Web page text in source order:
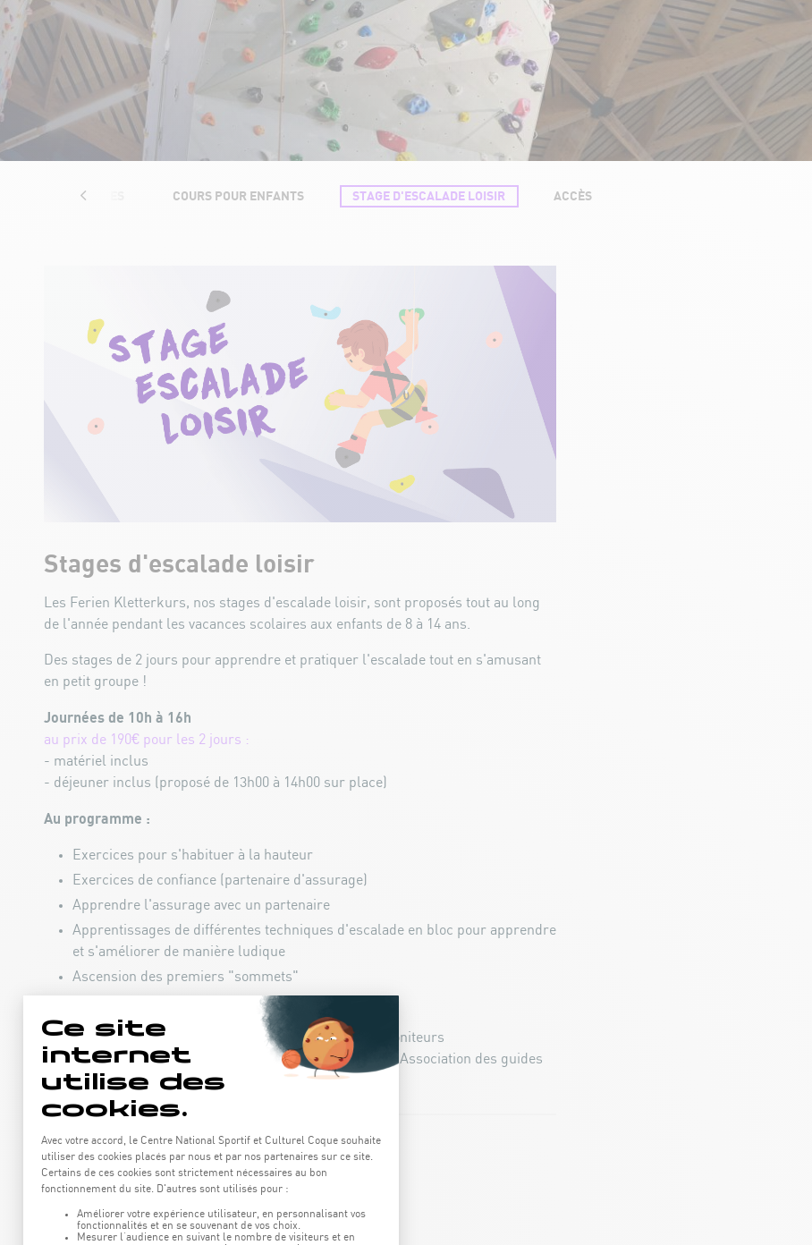
COURS POUR ADULTES COURS POUR ENFANTS STAGE D'ESCALADE LOISIR ACCÈS
Stages d'escalade loisir
Les Ferien Kletterkurs, nos stages d'escalade loisir, sont proposés tout au long
de l'année pendant les vacances scolaires aux enfants de 8 à 14 ans.
Des stages de 2 jours pour apprendre et pratiquer l'escalade tout en s'amusant
en petit groupe !
Journées de 10h à 16h
au prix de 190€ pour les 2 jours :
- matériel inclus
- déjeuner inclus (proposé de 13h00 à 14h00 sur place)
Au programme :
Exercices pour s'habituer à la hauteur
Exercices de confiance (partenaire d'assurage)
Apprendre l'assurage avec un partenaire
Apprentissages de différentes techniques d'escalade en bloc pour apprendre
et s'améliorer de manière ludique
Ascension des premiers "sommets"
Escalade et assurage sur corde raide
Ces deux journées sont assurées par notre équipe de moniteurs
d'escalade certifiée pour les salles d'escalade du VDBS (Association des guides
de montagne et de ski allemands).
Sessions :
Vacances de Carnaval
Vacances d'été :inscription à partir du 1er juin